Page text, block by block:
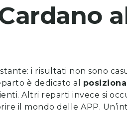
i risultati non sono
è dedicato al
Altri reparti invece si
il mondo delle APP.